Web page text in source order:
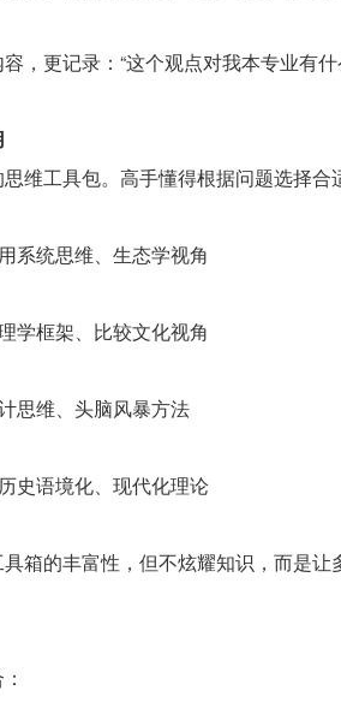
，更记录：“这个观点对我本专业有
维工具包。高手懂得根据问题选择合
系统思维、生态学视角
学框架、比较文化视角
思维、头脑风暴方法
史语境化、现代化理论
箱的丰富性，但不炫耀知识，而是让